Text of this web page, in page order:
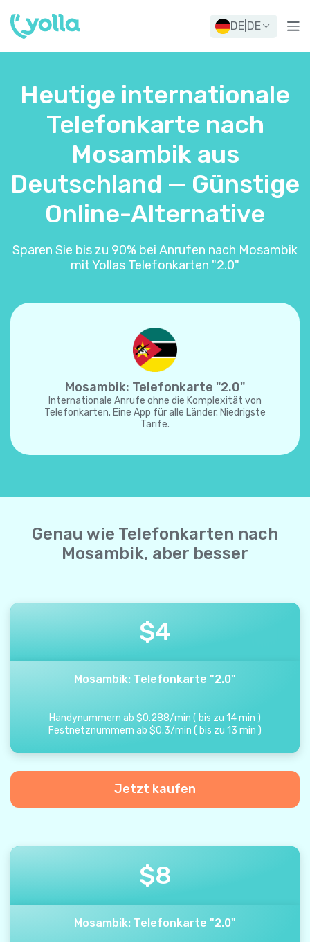
DE DE
Heutige internationale
Telefonkarte nach
Mosambik aus
Deutschland — Günstige
Online-Alternative
Sparen Sie bis zu 90% bei Anrufen nach Mosambik
mit Yollas Telefonkarten "2.0"
Mosambik: Telefonkarte "2.0"
Internationale Anrufe ohne die Komplexität von
Telefonkarten. Eine App für alle Länder. Niedrigste
Tarife.
Genau wie Telefonkarten nach
Mosambik, aber besser
$4
Mosambik: Telefonkarte "2.0"
Handynummern ab $0.288/min ( bis zu 14min )
Festnetznummern ab $0.3/min ( bis zu 13 min )
Jetzt kaufen
$8
Mosambik: Telefonkarte "2.0"